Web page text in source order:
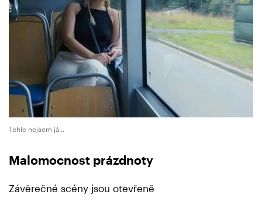
Tohle nejsem já...
Malomocnost prázdnoty
Závěrečné scény jsou otevřeně